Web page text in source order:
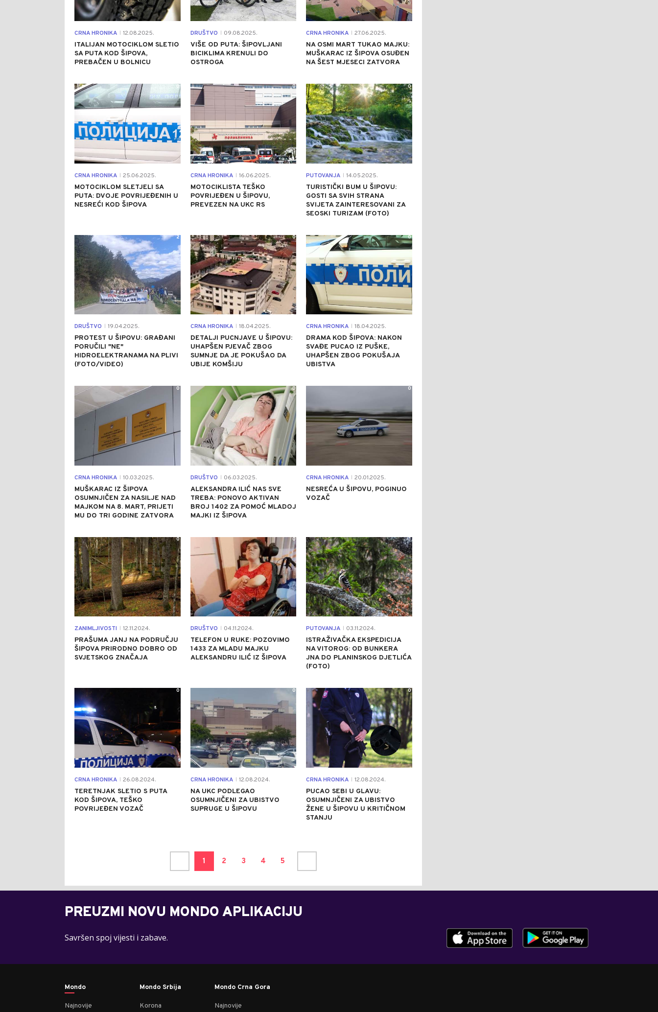
CRNA HRONIKA 12.08.2025.
ITALIJAN MOTOCIKLOM SLETIO
SA PUTA KOD ŠIPOVA,
PREBAČEN U BOLNICU
DRUŠTVO 09.08.2025.
VIŠE OD PUTA: ŠIPOVLJANI
BICIKLIMA KRENULI DO
OSTROGA
CRNA HRONIKA 27.06.2025.
NA OSMI MART TUKAO MAJKU:
MUŠKARAC IZ ŠIPOVA OSUĐEN
NA ŠEST MJESECI ZATVORA
CRNA HRONIKA 25.06.2025.
MOTOCIKLOM SLETJELI SA
PUTA: DVOJE POVRIJEĐENIH U
NESREĆI KOD ŠIPOVA
0
CRNA HRONIKA 16.06.2025.
MOTOCIKLISTA TEŠKO
POVRIJEĐEN U ŠIPOVU,
PREVEZEN NA UKC RS
0
PUTOVANJA 14.05.2025.
TURISTIČKI BUM U ŠIPOVU:
GOSTI SA SVIH STRANA
SVIJETA ZAINTERESOVANI ZA
SEOSKI TURIZAM (FOTO)
0
DRUŠTVO 19.04.2025.
PROTEST U ŠIPOVU: GRAĐANI
PORUČILI "NE"
HIDROELEKTRANAMA NA PLIVI
(FOTO/VIDEO)
2
CRNA HRONIKA 18.04.2025.
DETALJI PUCNJAVE U ŠIPOVU:
UHAPŠEN PJEVAČ ZBOG
SUMNJE DA JE POKUŠAO DA
UBIJE KOMŠIJU
0
CRNA HRONIKA 18.04.2025.
DRAMA KOD ŠIPOVA: NAKON
SVAĐE PUCAO IZ PUŠKE,
UHAPŠEN ZBOG POKUŠAJA
UBISTVA
0
CRNA HRONIKA 10.03.2025.
MUŠKARAC IZ ŠIPOVA
OSUMNJIČEN ZA NASILJE NAD
MAJKOM NA 8. MART, PRIJETI
MU DO TRI GODINE ZATVORA
0
DRUŠTVO 06.03.2025.
ALEKSANDRA ILIĆ NAS SVE
TREBA: PONOVO AKTIVAN
BROJ 1402 ZA POMOĆ MLADOJ
MAJKI IZ ŠIPOVA
0
CRNA HRONIKA 20.01.2025.
NESREĆA U ŠIPOVU, POGINUO
VOZAČ
0
ZANIMLJIVOSTI 12.11.2024.
PRAŠUMA ЈANJ NA PODRUČJU
ŠIPOVA PRIRODNO DOBRO OD
SVJETSKOG ZNAČAJA
0
DRUŠTVO 04.11.2024.
TELEFON U RUKE: POZOVIMO
1433 ZA MLADU MAJKU
ALEKSANDRU ILIĆ IZ ŠIPOVA
0
PUTOVANJA 03.11.2024.
ISTRAŽIVAČKA EKSPEDICIJA
NA VITOROG: OD BUNKERA
JNA DO PLANINSKOG DJETLIĆA
(FOTO)
1
CRNA HRONIKA 26.08.2024.
TERETNJAK SLETIO S PUTA
KOD ŠIPOVA, TEŠKO
POVRIJEĐEN VOZAČ
0
CRNA HRONIKA 12.08.2024.
NA UKC PODLEGAO
OSUMNJIČENI ZA UBISTVO
SUPRUGE U ŠIPOVU
0
CRNA HRONIKA 12.08.2024.
PUCAO SEBI U GLAVU:
OSUMNJIČENI ZA UBISTVO
ŽENE U ŠIPOVU U KRITIČNOM
STANJU
0
1 2 3 4 5
PREUZMI NOVU MONDO APLIKACIJU
Savršen spoj vijesti i zabave.
Mondo
Najnovije
Mondo Srbija
Korona
Mondo Crna Gora
Najnovije